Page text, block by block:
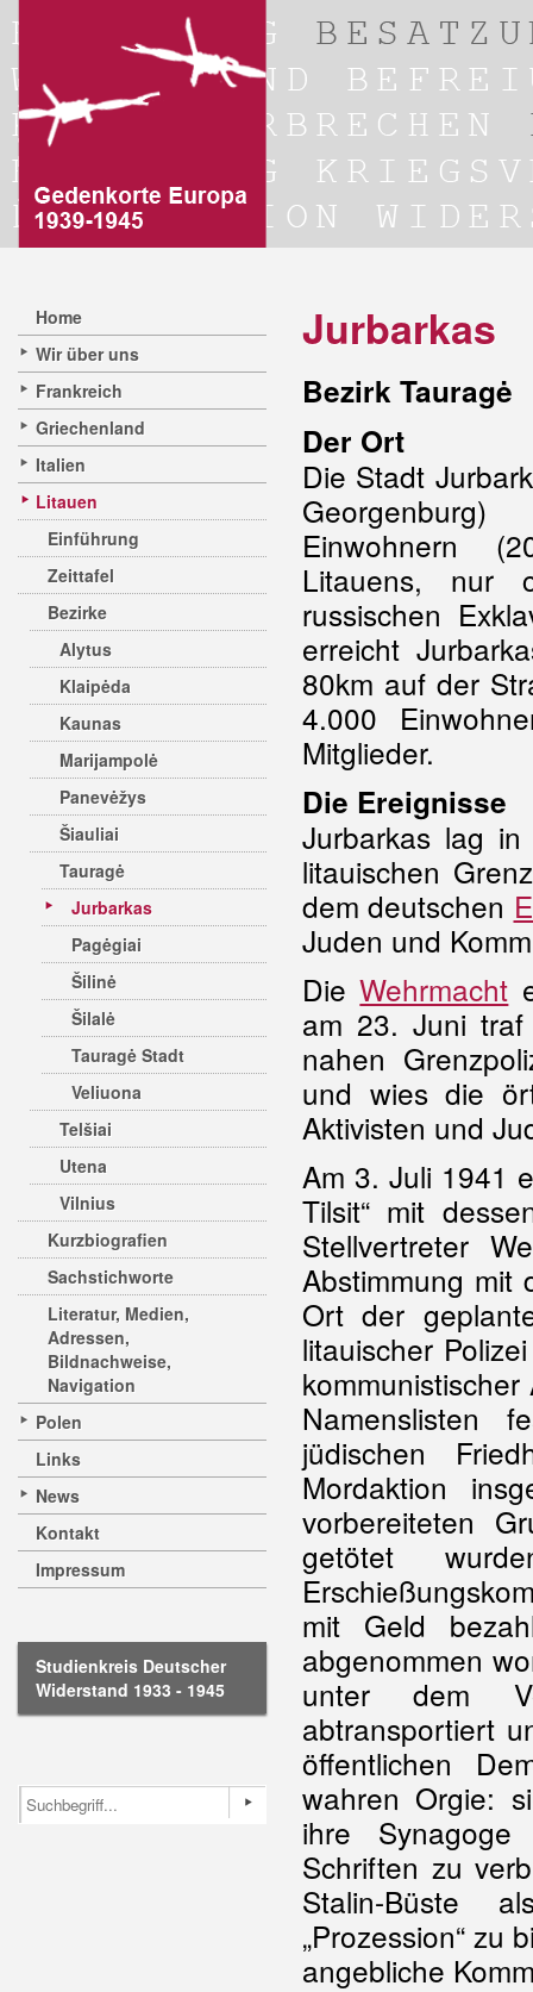
Home
Wir über uns
Frankreich
Griechenland
Italien
Litauen
Einführung
Zeittafel
Bezirke
Alytus
Klaipėda
Kaunas
Marijampolė
Panevėžys
Šiauliai
Tauragė
Jurbarkas
Pagėgiai
Šilinė
Šilalė
Tauragė Stadt
Veliuona
Telšiai
Utena
Vilnius
Kurzbiografien
Sachstichworte
Literatur, Medien,
Adressen,
Bildnachweise,
Navigation
Polen
Links
News
Kontakt
Impressum
Studienkreis Deutscher
Widerstand 1933 - 1945
Jurbarkas
Bezirk Tauragė
Der Ort
Die Stadt
Einwohnern
Litauens, nur
russischen
erreicht
80km auf der
4.000
Mitglieder.
Die Ereignisse
Jurbarkas lag
litauischen
dem deutschen
Juden und
DieWehrmacht
am 23. Juni traf
nahen
und wies die
Aktivisten und
Am 3. Juli 1941
Tilsit“ mit
Stellvertreter
Abstimmung mit
Ort der
litauischer
Namenslisten
jüdischen
Mordaktion
vorbereiteten
getötet
mit Geld
abgenommen
unter dem
abtransportiert
öffentlichen
wahren Orgie:
ihre Synagoge
Schriften zu
Stalin-Büste
„Prozession“ zu
angebliche